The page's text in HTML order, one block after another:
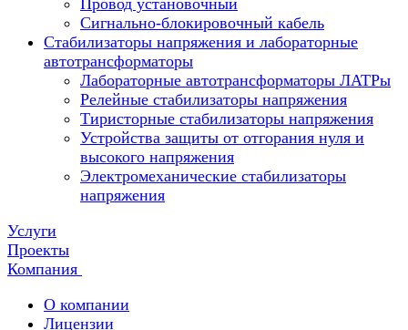
Провод установочный
Сигнально-блокировочный кабель
Стабилизаторы напряжения и лабораторные
автотрансформаторы
Лабораторные автотрансформаторы ЛАТРы
Релейные стабилизаторы напряжения
Тиристорные стабилизаторы напряжения
Устройства защиты от отгорания нуля и
высокого напряжения
Электромеханические стабилизаторы
напряжения
Услуги
Проекты
Компания
О компании
Лицензии